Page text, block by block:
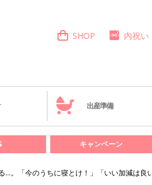
SHOP 内祝い
出産準備
キャンペーン
…。「今のうちに寝とけ！」「いい加減は